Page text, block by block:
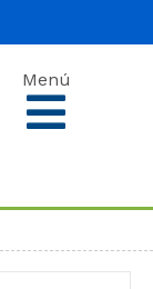
Menú